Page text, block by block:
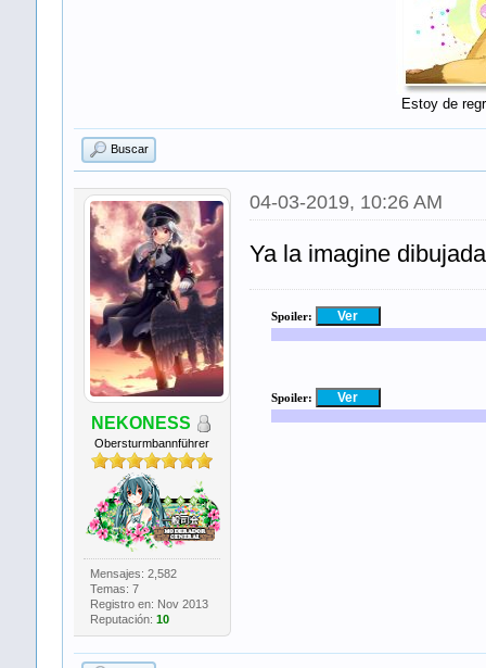
Estoy de
Buscar
NEKONESS
Obersturmbannführer
Mensajes: 2,582
Temas: 7
Registro en: Nov 2013
Reputación: 10
04-03-2019, 10:26 AM
Ya la imagine
Spoiler:
Spoiler: